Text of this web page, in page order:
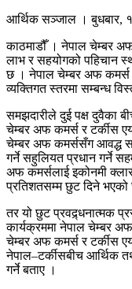
आर्थिक सञ्जाल । बुधबार,
काठमाडौँ । नेपाल चेम्बर
लाभ र सहयोगको पहिचान
छ । नेपाल चेम्बर अफ कमर्स
व्यक्तिगत स्तरमा सम्बन्ध
समझदारीले दुई पक्ष दुवैका
चेम्बर अफ कमर्स र टर्कीस
चेम्बर अफ कमर्ससँग आवद्ध
गर्ने सहुलियत प्रधान गर्ने
अफ कमर्सलाई इकोनमी
प्रतिशतसम्म छुट दिने भएको
तर यो छुट प्रवद्र्धनात्मक
कार्यक्रममा नेपाल चेम्बर
चेम्बर अफ कमर्स र टर्कीस
नेपाल–टर्कीसबीच आर्थिक
गर्ने बताए ।